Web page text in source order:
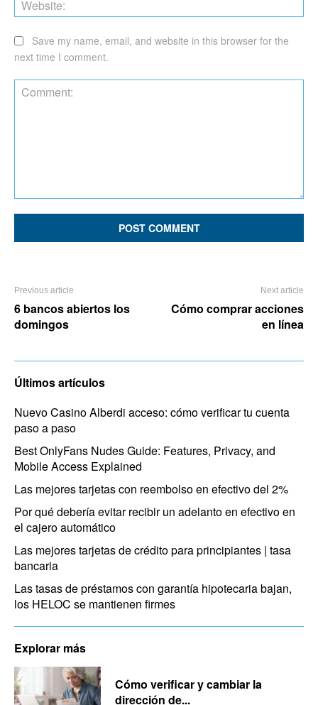
Save my name, email, and website in this browser for the
next time I comment.
Previous article
6 bancos abiertos los
domingos
Next article
Cómo comprar acciones
en línea
Últimos artículos
Nuevo Casino Alberdi acceso: cómo verificar tu cuenta
paso a paso
Best OnlyFans Nudes Guide: Features, Privacy, and
Mobile Access Explained
Las mejores tarjetas con reembolso en efectivo del 2%
Por qué debería evitar recibir un adelanto en efectivo en
el cajero automático
Las mejores tarjetas de crédito para principiantes | tasa
bancaria
Las tasas de préstamos con garantía hipotecaria bajan,
los HELOC se mantienen firmes
Explorar más
Cómo verificar y cambiar la
dirección de...